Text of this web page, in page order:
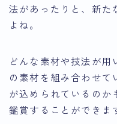
法があったりと、新た
よね。
どんな素材や技法が用
の素材を組み合わせて
が込められているのか
鑑賞することができま